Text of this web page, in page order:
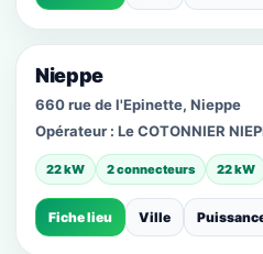
Nieppe
660 rue de l'Epinette, Nieppe
Opérateur : Le COTONNIER
22 kW 2 connecteurs 22 kW
Fiche lieu Ville